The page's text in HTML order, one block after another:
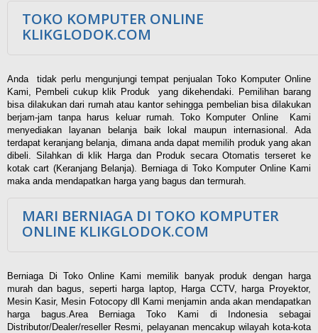
TOKO KOMPUTER ONLINE
KLIKGLODOK.COM
Anda tidak perlu mengunjungi tempat penjualan Toko Komputer Online
Kami, Pembeli cukup klik Produk yang dikehendaki. Pemilihan barang
bisa dilakukan dari rumah atau kantor sehingga pembelian bisa dilakukan
berjam-jam tanpa harus keluar rumah. Toko Komputer Online Kami
menyediakan layanan belanja baik lokal maupun internasional. Ada
terdapat keranjang belanja, dimana anda dapat memilih produk yang akan
dibeli. Silahkan di klik Harga dan Produk secara Otomatis terseret ke
kotak cart (Keranjang Belanja). Berniaga di Toko Komputer Online Kami
maka anda mendapatkan harga yang bagus dan termurah.
MARI BERNIAGA DI TOKO KOMPUTER
ONLINE KLIKGLODOK.COM
Berniaga Di Toko Online Kami memilik banyak produk dengan harga
murah dan bagus, seperti harga laptop, Harga CCTV, harga Proyektor,
Mesin Kasir, Mesin Fotocopy dll Kami menjamin anda akan mendapatkan
harga bagus.Area Berniaga Toko Kami di Indonesia sebagai
Distributor/Dealer/reseller Resmi, pelayanan mencakup wilayah kota-kota